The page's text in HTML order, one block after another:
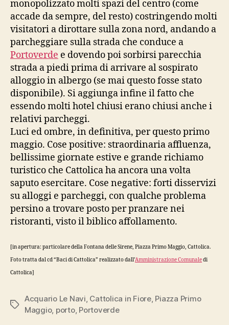
monopolizzato molti spazi del centro (come
accade da sempre, del resto) costringendo molti
visitatori a dirottare sulla zona nord, andando a
parcheggiare sulla strada che conduce a
Portoverde e dovendo poi sorbirsi parecchia
strada a piedi prima di arrivare al sospirato
alloggio in albergo (se mai questo fosse stato
disponibile). Si aggiunga infine il fatto che
essendo molti hotel chiusi erano chiusi anche i
relativi parcheggi.
Luci ed ombre, in definitiva, per questo primo
maggio. Cose positive: straordinaria affluenza,
bellissime giornate estive e grande richiamo
turistico che Cattolica ha ancora una volta
saputo esercitare. Cose negative: forti disservizi
su alloggi e parcheggi, con qualche problema
persino a trovare posto per pranzare nei
ristoranti, visto il biblico affollamento.
[in apertura: particolare della Fontana delle Sirene, Piazza Primo Maggio, Cattolica.
Foto tratta dal cd “Baci di Cattolica” realizzato dall’Amministrazione Comunaledi
Cattolica]
Tag
Acquario Le Navi, Cattolica in Fiore, Piazza Primo
Maggio, porto, Portoverde